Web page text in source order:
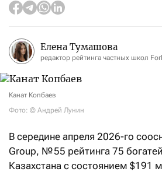
Елена Тумашова
редактор рейтинга частных школ
Канат Копбаев
Фото: © Андрей Лунин
В середине апреля 2026-го
Group, № 55 рейтинга 75
Казахстана с состоянием $191